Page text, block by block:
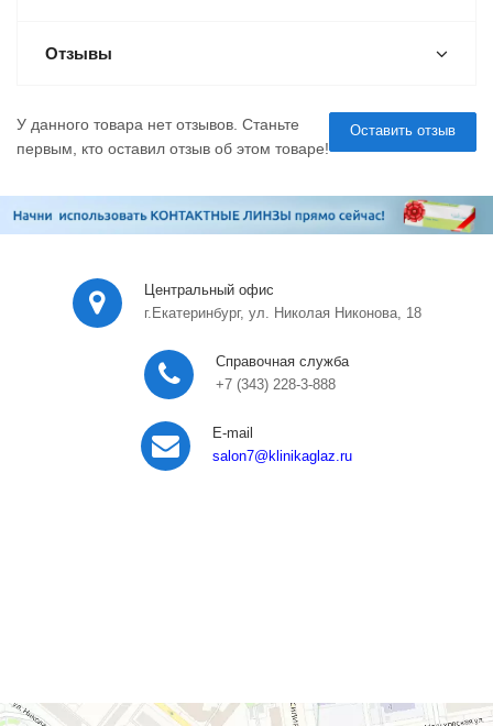
Отзывы
Оставить отзыв
У данного товара нет отзывов. Станьте
первым, кто оставил отзыв об этом товаре!
Центральный офис
г.Екатеринбург, ул. Николая Никонова, 18
Справочная служба
+7 (343) 228-3-888
E-mail
salon7@klinikaglaz.ru